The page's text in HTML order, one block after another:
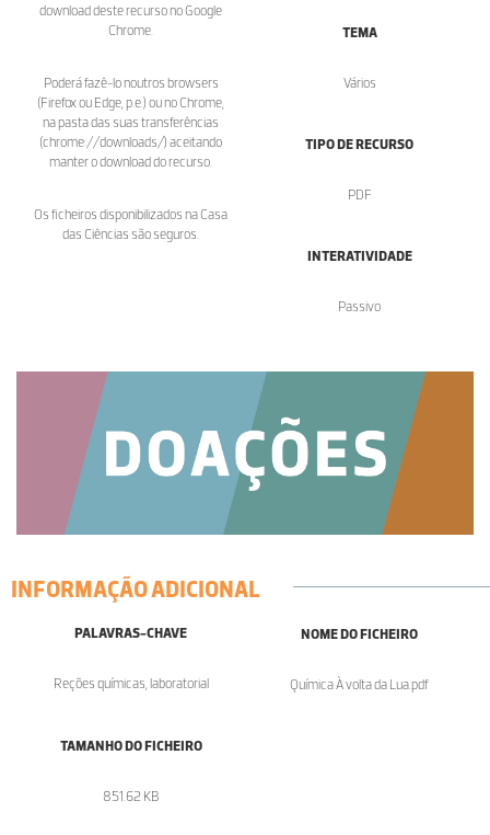
download deste recurso no Google
Chrome.
Poderá fazê-lo noutros browsers
(Firefox ou Edge, p.e.) ou no Chrome,
na pasta das suas transferências
(chrome://downloads/) aceitando
manter o download do recurso.
Os ficheiros disponibilizados na Casa
das Ciências são seguros.
TEMA
Vários
TIPO DE RECURSO
PDF
INTERATIVIDADE
Passivo
INFORMAÇÃO ADICIONAL
PALAVRAS-CHAVE
Reções químicas, laboratorial
NOME DO FICHEIRO
Química À volta da Lua.pdf
TAMANHO DO FICHEIRO
851.62 KB